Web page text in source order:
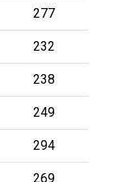
277
232
238
249
294
269